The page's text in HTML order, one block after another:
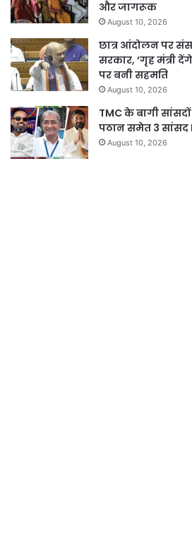
और जागरूक
August 10, 2026
छात्र आंदोलन पर
सरकार, ‘गृह मंत्री
पर बनी सहमति
August 10, 2026
TMC के बागी
पठान समेत 3 सांसद
August 10, 2026